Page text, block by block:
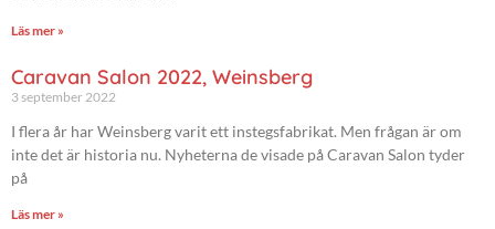
Läs mer »
Caravan Salon 2022, Weinsberg
3 september 2022
I flera år har Weinsberg varit ett instegsfabrikat. Men frågan är om
inte det är historia nu. Nyheterna de visade på Caravan Salon tyder
på
Läs mer »